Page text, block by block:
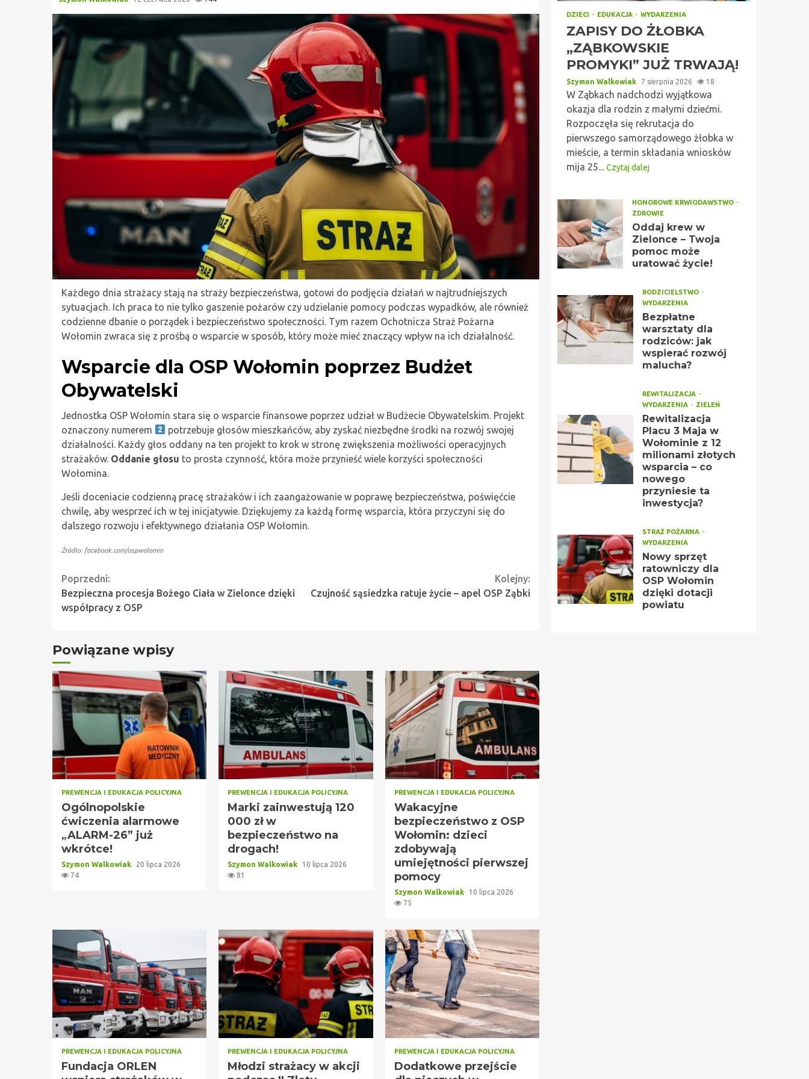
Każdego dnia strażacy stają na straży bezpieczeństwa, gotowi do podjęcia działań w najtrudniejszych
sytuacjach. Ich praca to nie tylko gaszenie pożarów czy udzielanie pomocy podczas wypadków, ale również
codzienne dbanie o porządek i bezpieczeństwo społeczności. Tym razem Ochotnicza Straż Pożarna
Wołomin zwraca się z prośbą o wsparcie w sposób, który może mieć znaczący wpływ na ich działalność.
Wsparcie dla OSP Wołomin poprzez Budżet
Obywatelski
Jednostka OSP Wołomin stara się o wsparcie finansowe poprzez udział w Budżecie Obywatelskim. Projekt
oznaczony numerem
potrzebuje głosów mieszkańców, aby zyskać niezbędne środki na rozwój swojej
działalności. Każdy głos oddany na ten projekt to krok w stronę zwiększenia możliwości operacyjnych
strażaków. Oddanie głosu to prosta czynność, która może przynieść wiele korzyści społeczności
Wołomina.
Jeśli doceniacie codzienną pracę strażaków i ich zaangażowanie w poprawę bezpieczeństwa, poświęćcie
chwilę, aby wesprzeć ich w tej inicjatywie. Dziękujemy za każdą formę wsparcia, która przyczyni się do
dalszego rozwoju i efektywnego działania OSP Wołomin.
Źródło: facebook.com/ospwolomin
Continue
Reading
Poprzedni:
Bezpieczna procesja Bożego Ciała w Zielonce dzięki
współpracy z OSP
Kolejny:
Czujność sąsiedzka ratuje życie – apel OSP Ząbki
Powiązane wpisy
PREWENCJA I EDUKACJA POLICYJNA
Ogólnopolskie
ćwiczenia alarmowe
„ALARM-26” już
wkrótce!
Szymon Walkowiak
20 lipca 2026
74
PREWENCJA I EDUKACJA POLICYJNA
Marki zainwestują 120
000 zł w
bezpieczeństwo na
drogach!
Szymon Walkowiak
10 lipca 2026
81
PREWENCJA I EDUKACJA POLICYJNA
Wakacyjne
bezpieczeństwo z OSP
Wołomin: dzieci
zdobywają
umiejętności pierwszej
pomocy
Szymon Walkowiak
10 lipca 2026
75
PREWENCJA I EDUKACJA POLICYJNA
Fundacja ORLEN
PREWENCJA I EDUKACJA POLICYJNA
Młodzi strażacy w akcji
PREWENCJA I EDUKACJA POLICYJNA
Dodatkowe przejście
DZIECI EDUKACJA WYDARZENIA
ZAPISY DO ŻŁOBKA
„ZĄBKOWSKIE
PROMYKI” JUŻ TRWAJĄ!
Szymon Walkowiak 7 sierpnia 2026 18
W Ząbkach nadchodzi wyjątkowa
okazja dla rodzin z małymi dziećmi.
Rozpoczęła się rekrutacja do
pierwszego samorządowego żłobka w
mieście, a termin składania wniosków
mija 25... Czytaj dalej
HONOROWE KRWIODAWSTWO
ZDROWIE
Oddaj krew w
Zielonce – Twoja
pomoc może
uratować życie!
RODZICIELSTWO
WYDARZENIA
Bezpłatne
warsztaty dla
rodziców: jak
wspierać rozwój
malucha?
REWITALIZACJA
WYDARZENIA
ZIELEŃ
Rewitalizacja
Placu 3 Maja w
Wołominie z 12
milionami złotych
wsparcia – co
nowego
przyniesie ta
inwestycja?
STRAŻ POŻARNA
WYDARZENIA
Nowy sprzęt
ratowniczy dla
OSP Wołomin
dzięki dotacji
powiatu